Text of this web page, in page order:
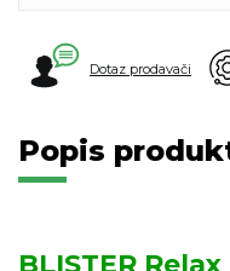
Dotaz prodavači
Popis